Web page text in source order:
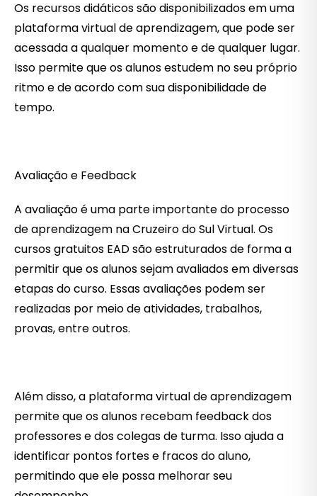
Os recursos didáticos são disponibilizados em uma
plataforma virtual de aprendizagem, que pode ser
acessada a qualquer momento e de qualquer lugar.
Isso permite que os alunos estudem no seu próprio
ritmo e de acordo com sua disponibilidade de
tempo.
Avaliação e Feedback
A avaliação é uma parte importante do processo
de aprendizagem na Cruzeiro do Sul Virtual. Os
cursos gratuitos EAD são estruturados de forma a
permitir que os alunos sejam avaliados em diversas
etapas do curso. Essas avaliações podem ser
realizadas por meio de atividades, trabalhos,
provas, entre outros.
Além disso, a plataforma virtual de aprendizagem
permite que os alunos recebam feedback dos
professores e dos colegas de turma. Isso ajuda a
identificar pontos fortes e fracos do aluno,
permitindo que ele possa melhorar seu